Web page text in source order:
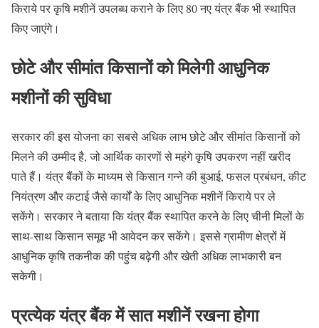
किराये पर कृषि मशीनें उपलब्ध कराने के लिए 80 नए यंत्र बैंक भी स्थापित
किए जाएंगे।
छोटे और सीमांत किसानों को मिलेगी आधुनिक
मशीनों की सुविधा
सरकार की इस योजना का सबसे अधिक लाभ छोटे और सीमांत किसानों को
मिलने की उम्मीद है, जो आर्थिक कारणों से महंगे कृषि उपकरण नहीं खरीद
पाते हैं। यंत्र बैंकों के माध्यम से किसान गन्ने की बुआई, फसल प्रबंधन, कीट
नियंत्रण और कटाई जैसे कार्यों के लिए आधुनिक मशीनें किराये पर ले
सकेंगे। सरकार ने बताया कि यंत्र बैंक स्थापित करने के लिए चीनी मिलों के
साथ-साथ किसान समूह भी आवेदन कर सकेंगे। इससे ग्रामीण क्षेत्रों में
आधुनिक कृषि तकनीक की पहुंच बढ़ेगी और खेती अधिक लाभकारी बन
सकेगी।
प्रत्येक यंत्र बैंक में सात मशीनें रखना होगा